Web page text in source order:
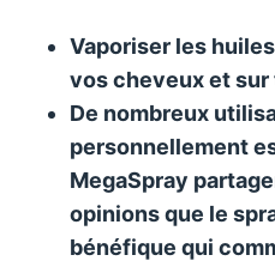
Vaporiser les
vos cheveux et
De nombreux
personnellement
MegaSpray
opinions que le
bénéfique qui